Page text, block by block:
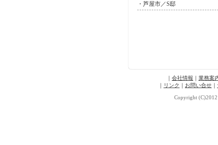
・芦屋市／S邸
｜ 会社情報 ｜ 業務案
｜ リンク ｜ お問い合せ ｜
Copyright